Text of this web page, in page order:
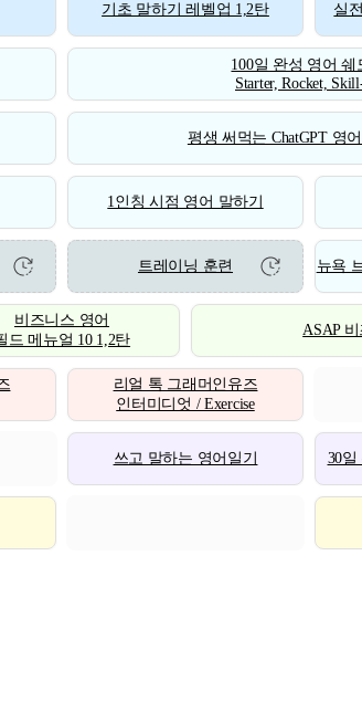
기초 말하기 레벨업 1,2탄 실
100일 완성 영어 쉐
Starter, Rocket,
평생 써먹는 ChatGPT 영
1인칭 시점 영어 말하기
트레이닝 훈련 뉴욕
비즈니스 영어
드 메뉴얼 10 1,2탄
ASAP
리얼 톡 그래머인유즈
인터미디엇 / Exercise
쓰고 말하는 영어일기 30